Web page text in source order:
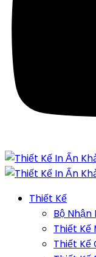
Thiết Kế
Bộ
Thiết Kế
Thiết Kế